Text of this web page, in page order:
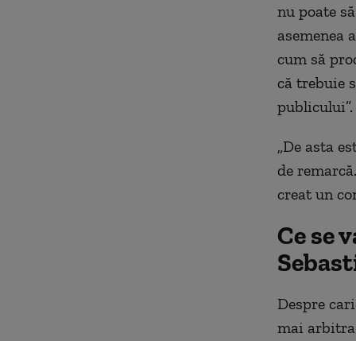
nu poate
cum să
că trebuie
publicului”.
„De asta
de
creat un
Ce se
Despre
mai